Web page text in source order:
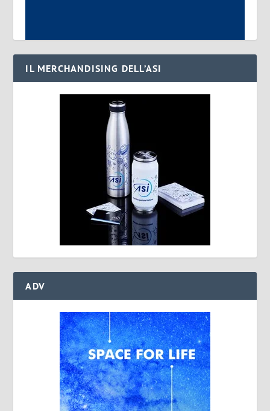
IL MERCHANDISING DELL’ASI
ADV